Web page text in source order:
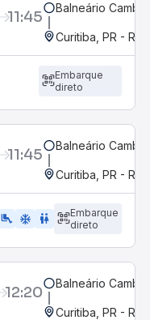
11:45 Balneário
Curitiba, PR -
Embarque
direto
11:45 Balneário
Curitiba, PR -
airline_seat_legroom_extra ac_unit wc
Embarque
direto
12:20 Balneário
Curitiba, PR -